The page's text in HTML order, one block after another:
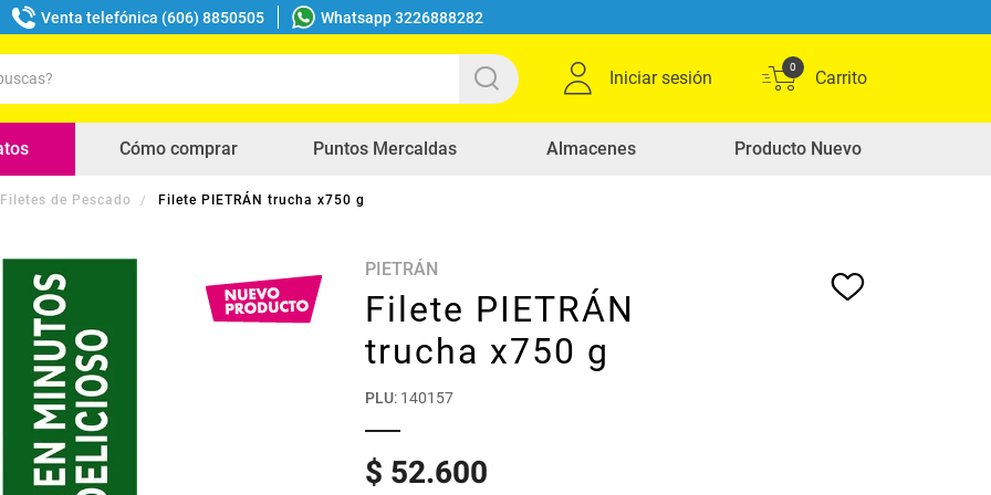
Venta telefónica (606) 8850505 Whatsapp 3226888282
Iniciar sesión
0
Cómo comprar Puntos Mercaldas Almacenes Producto Nuevo
Filetes de Pescado Filete PIETRÁN trucha x750 g
PIETRÁN
Filete PIETRÁN
trucha x750 g
PLU: 140157
$ 52.600
buscados